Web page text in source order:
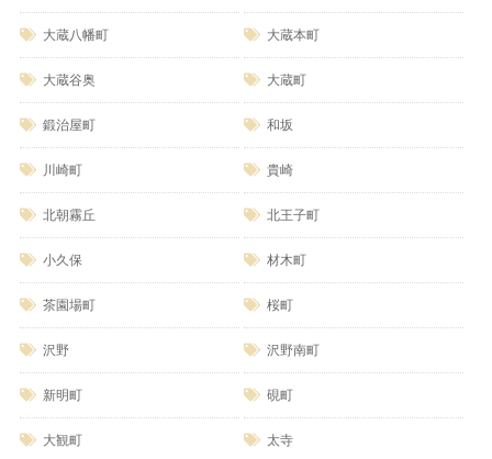
大蔵八幡町 大蔵本町
大蔵谷奥 大蔵町
鍛治屋町 和坂
川崎町 貴崎
北朝霧丘 北王子町
小久保 材木町
茶園場町 桜町
沢野 沢野南町
新明町 硯町
大観町 太寺